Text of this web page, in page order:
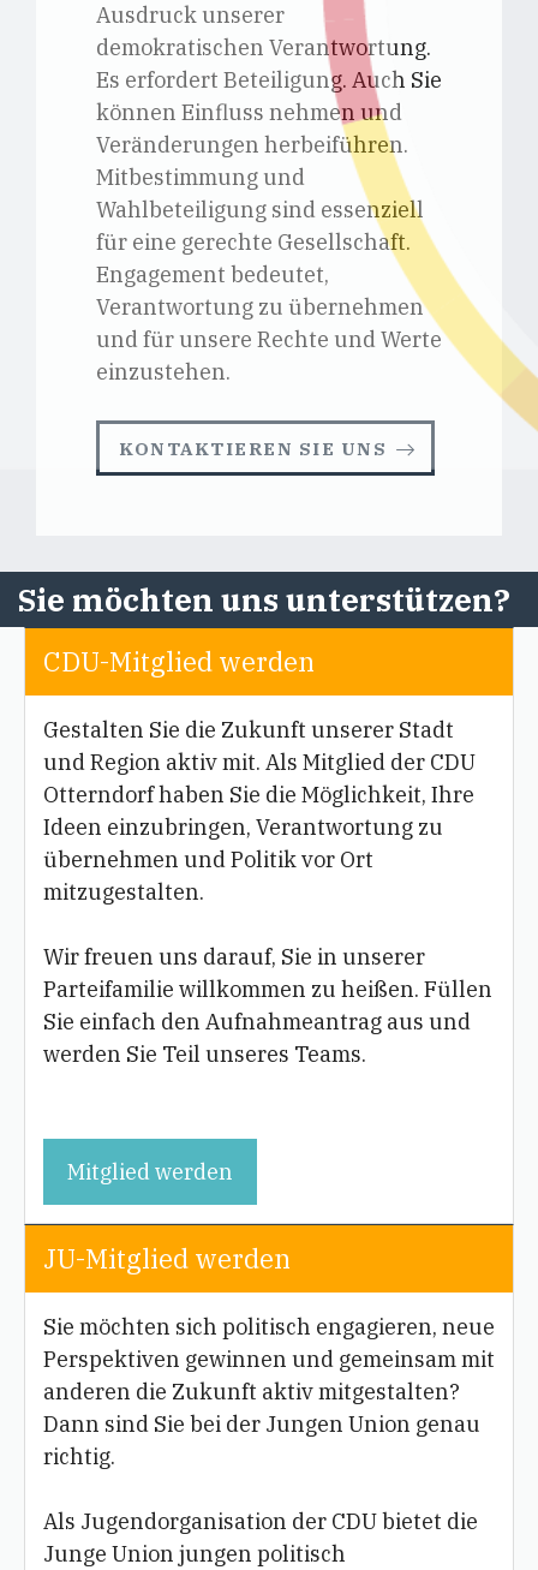
Ausdruck unserer
demokratischen Verantwortung.
Es erfordert Beteiligung. Auch Sie
können Einfluss nehmen und
Veränderungen herbeiführen.
Mitbestimmung und
Wahlbeteiligung sind essenziell
für eine gerechte Gesellschaft.
Engagement bedeutet,
Verantwortung zu übernehmen
und für unsere Rechte und Werte
einzustehen.
KONTAKTIEREN SIE UNS
Sie möchten uns unterstützen?
CDU-Mitglied werden
Gestalten Sie die Zukunft unserer Stadt
und Region aktiv mit. Als Mitglied der CDU
Otterndorf haben Sie die Möglichkeit, Ihre
Ideen einzubringen, Verantwortung zu
übernehmen und Politik vor Ort
mitzugestalten.
Wir freuen uns darauf, Sie in unserer
Parteifamilie willkommen zu heißen. Füllen
Sie einfach den Aufnahmeantrag aus und
werden Sie Teil unseres Teams.
Mitglied werden
JU-Mitglied werden
Sie möchten sich politisch engagieren, neue
Perspektiven gewinnen und gemeinsam mit
anderen die Zukunft aktiv mitgestalten?
Dann sind Sie bei der Jungen Union genau
richtig.
Als Jugendorganisation der CDU bietet die
Junge Union jungen politisch